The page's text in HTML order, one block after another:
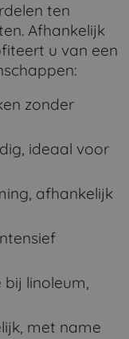
ten
Afhankelijk
u van een
zonder
ideaal voor
afhankelijk
linoleum,
met name